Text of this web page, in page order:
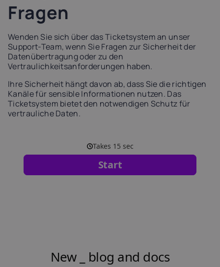
Fragen
Wenden Sie sich über das Ticketsystem an unser
Support-Team, wenn Sie Fragen zur Sicherheit der
Datenübertragung oder zu den
Vertraulichkeitsanforderungen haben.
Ihre Sicherheit hängt davon ab, dass Sie die richtigen
Kanäle für sensible Informationen nutzen. Das
Ticketsystem bietet den notwendigen Schutz für
vertrauliche Daten.